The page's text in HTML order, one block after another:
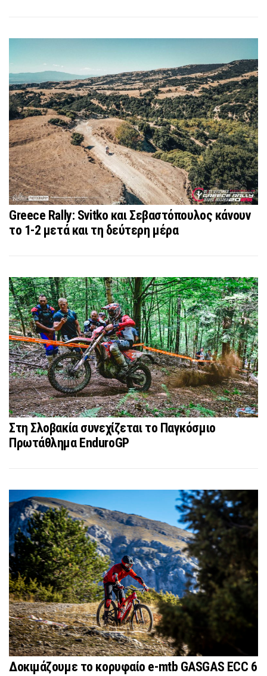
Greece Rally: Svitko και Σεβαστόπουλος κάνουν
το 1-2 μετά και τη δεύτερη μέρα
Στη Σλοβακία συνεχίζεται το Παγκόσμιο
Πρωτάθλημα EnduroGP
Δοκιμάζουμε το κορυφαίο e-mtb GASGAS ECC 6